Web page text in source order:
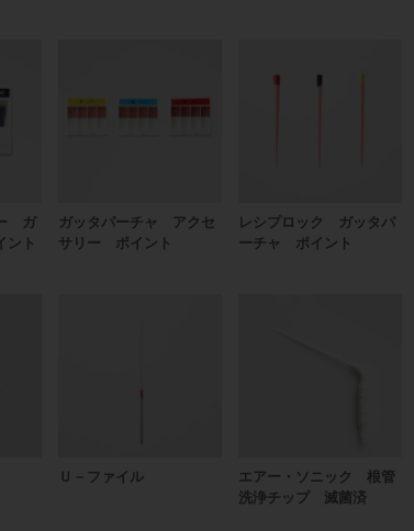
ガ
ント
ガッタパーチャ アクセ
サリー ポイント
レシプロック ガッタパ
ーチャ ポイント
Ｕ－ファイル
エアー・ソニック 根管
洗浄チップ 滅菌済